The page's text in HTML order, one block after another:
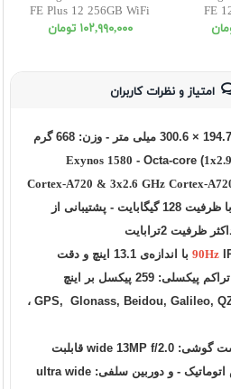
FE Plus 12 256GB WiFi
١٠٢,٩٩٠,٠٠٠ تومان
FE
امتیاز و نظرات کاربران
Exynos 1580 - Octa-core (
Cortex-A720 & 3x2.6 GHz Cortex-
مقدار رم: 8 گیگابایت با ظرفیت 128 گیگابایت - پشتیبانی از
90Hz
IPS LCD با اندازه‌ی 13.1 اینچ و دقت
مجهز به GPS, Glonass, Beidou, Galileo, QZSS، Wi-Fi ،
مجهز به دوربین در پشت گوشی: wide 13MP f/2.0 قابلبت
عکاسی HDR و قابلیت فوکوس اتوماتیک - و دوربین سلفی: ultra wide